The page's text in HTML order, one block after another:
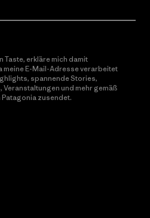
Taste, erkläre mich damit
meine E-Mail-Adresse verarbeitet
spannende Stories,
und mehr gemäß
Patagonia zusendet.